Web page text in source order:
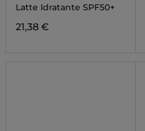
Latte Idratante SPF50+
21,38 €